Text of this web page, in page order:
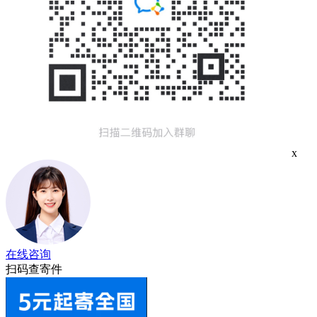
x
在线咨询
扫码查寄件